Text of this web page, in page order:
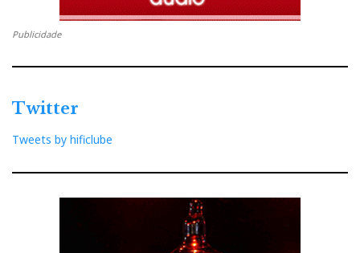
Publicidade
Twitter
Tweets by hificlube